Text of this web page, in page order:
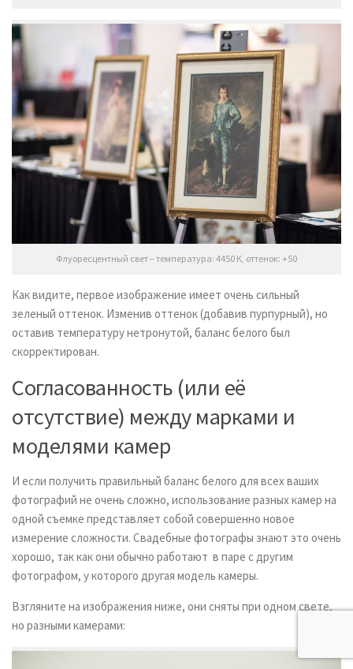
Флуоресцентный свет – температура: 4450 К, оттенок: +50
Как видите, первое изображение имеет очень сильный
зеленый оттенок. Изменив оттенок (добавив пурпурный), но
оставив температуру нетронутой, баланс белого был
скорректирован.
Согласованность (или её
отсутствие) между марками и
моделями камер
И если получить правильный баланс белого для всех ваших
фотографий не очень сложно, использование разных камер на
одной съемке представляет собой совершенно новое
измерение сложности. Свадебные фотографы знают это очень
хорошо, так как они обычно работают в паре с другим
фотографом, у которого другая модель камеры.
Взгляните на изображения ниже, они сняты при одном свете,
но разными камерами: